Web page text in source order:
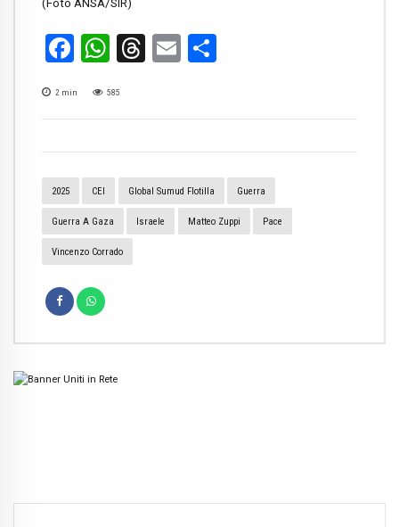
(Foto ANSA/SIR)
Facebook
WhatsApp
Threads
Email
2 min 585
2025 CEI Global Sumud Flotilla Guerra
Guerra A Gaza Israele Matteo Zuppi Pace
Vincenzo Corrado